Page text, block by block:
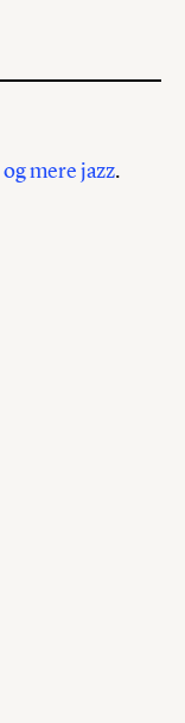
og mere jazz.